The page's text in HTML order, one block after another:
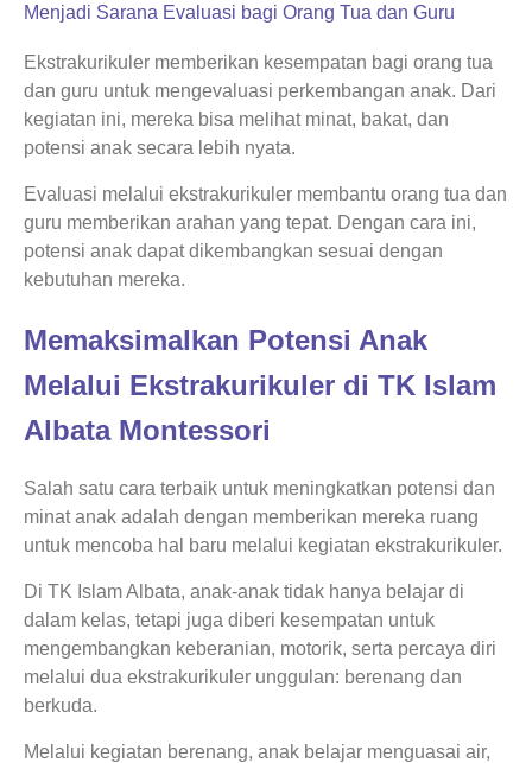
Menjadi Sarana Evaluasi bagi Orang Tua dan Guru
Ekstrakurikuler memberikan kesempatan bagi orang tua
dan guru untuk mengevaluasi perkembangan anak. Dari
kegiatan ini, mereka bisa melihat minat, bakat, dan
potensi anak secara lebih nyata.
Evaluasi melalui ekstrakurikuler membantu orang tua dan
guru memberikan arahan yang tepat. Dengan cara ini,
potensi anak dapat dikembangkan sesuai dengan
kebutuhan mereka.
Memaksimalkan Potensi Anak
Melalui Ekstrakurikuler di TK Islam
Albata Montessori
Salah satu cara terbaik untuk meningkatkan potensi dan
minat anak adalah dengan memberikan mereka ruang
untuk mencoba hal baru melalui kegiatan ekstrakurikuler.
Di TK Islam Albata, anak-anak tidak hanya belajar di
dalam kelas, tetapi juga diberi kesempatan untuk
mengembangkan keberanian, motorik, serta percaya diri
melalui dua ekstrakurikuler unggulan: berenang dan
berkuda.
Melalui kegiatan berenang, anak belajar menguasai air,